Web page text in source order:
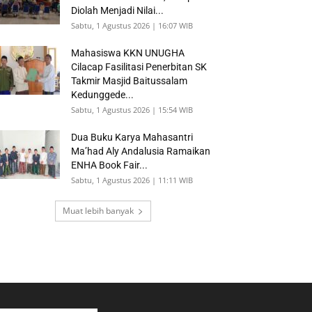
Diolah Menjadi Nilai...
Sabtu, 1 Agustus 2026 | 16:07 WIB
Mahasiswa KKN UNUGHA
Cilacap Fasilitasi Penerbitan SK
Takmir Masjid Baitussalam
Kedunggede...
Sabtu, 1 Agustus 2026 | 15:54 WIB
Dua Buku Karya Mahasantri
Ma’had Aly Andalusia Ramaikan
ENHA Book Fair...
Sabtu, 1 Agustus 2026 | 11:11 WIB
Muat lebih banyak